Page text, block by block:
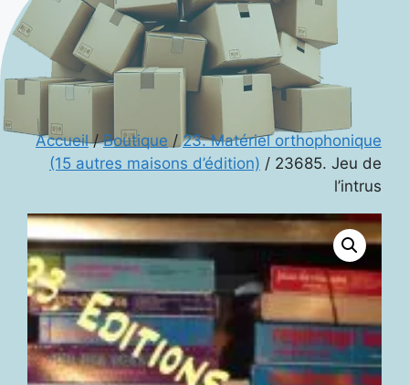
Accueil/Boutique /23. Matériel orthophonique
(15 autres maisons d’édition) / 23685. Jeu de
l’intrus